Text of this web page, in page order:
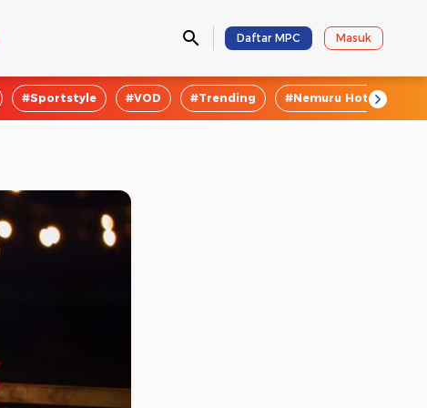
Daftar MPC Masuk
#Sportstyle #VOD #Trending #Nemuru Hotel